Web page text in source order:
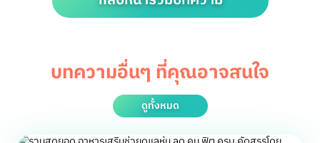
บทความอื่นๆ ที่คุณอาจสนใจ
ดูทั้งหมด